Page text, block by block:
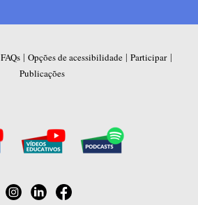
FAQs| Opções de acessibilidade| Participar|
Publicações